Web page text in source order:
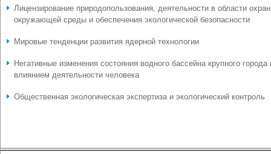
Лицензирование природопользования, деятельности в области
окружающей среды и обеспечения экологической безопасности
Мировые тенденции развития ядерной технологии
Негативные изменения состояния водного бассейна крупного города
влиянием деятельности человека
Общественная экологическая экспертиза и экологический контроль